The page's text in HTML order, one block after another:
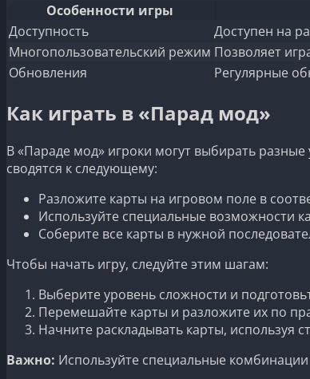
Особенности игры
Доступность
Доступен на
Многопользовательский режим Позволяет
Обновления
Регулярные
Как играть в «Парад мод»
В «Параде мод» игроки могут выбирать
сводятся к следующему:
Разложите карты на игровом поле в
Используйте специальные возможности
Соберите все карты в нужной
Чтобы начать игру, следуйте этим шагам:
Выберите уровень сложности и
Перемешайте карты и разложите их по
Начните раскладывать карты, используя
Важно: Используйте специальные